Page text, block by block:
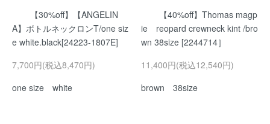
【30%off】【ANGELIN
A】ボトルネックロンT/one siz
e white.black[24223-1807E]
7,700円(税込8,470円)
one size white
【40%off】Thomas magp
ie reopard crewneck kint /bro
wn 38size [2244714］
11,400円(税込12,540円)
brown 38size